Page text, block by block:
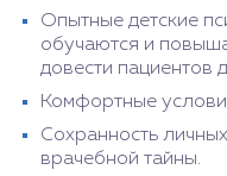
Опытные детские
обучаются и
довести пациентов
Комфортные
Сохранность
врачебной тайны.